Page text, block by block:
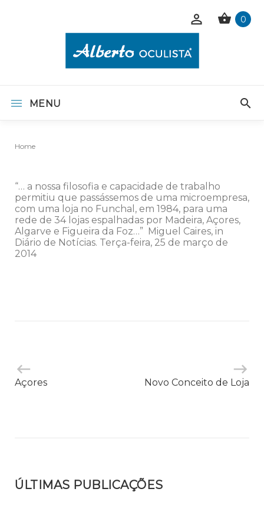
0
MENU
Home
“… a nossa filosofia e capacidade de trabalho
permitiu que passássemos de uma microempresa,
com uma loja no Funchal, em 1984, para uma
rede de 34 lojas espalhadas por Madeira, Açores,
Algarve e Figueira da Foz…” Miguel Caires, in
Diário de Notícias. Terça-feira, 25 de março de
2014
Açores Novo Conceito de Loja
ÚLTIMAS PUBLICAÇÕES